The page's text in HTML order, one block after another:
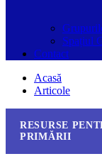
Spațiul
Contact
Acasă
Articole
RESURSE
PRIMĂRII